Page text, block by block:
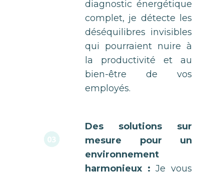
diagnostic énergétique
complet, je détecte les
déséquilibres invisibles
qui pourraient nuire à
la productivité et au
bien-être de vos
employés.
03
Des solutions sur
mesure pour un
environnement
harmonieux : Je vous